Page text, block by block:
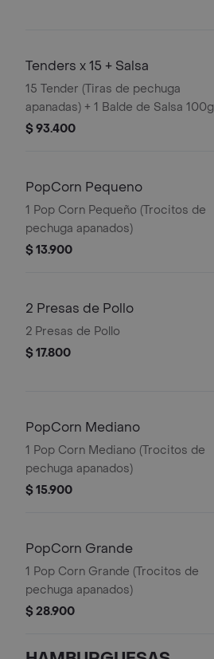
Tenders x 15 + Salsa
15 Tender (Tiras de pechuga
apanadas) + 1 Balde de Salsa 100g
$ 93.400
PopCorn Pequeno
1 Pop Corn Pequeño (Trocitos de
pechuga apanados)
$ 13.900
2 Presas de Pollo
2 Presas de Pollo
$ 17.800
PopCorn Mediano
1 Pop Corn Mediano (Trocitos de
pechuga apanados)
$ 15.900
PopCorn Grande
1 Pop Corn Grande (Trocitos de
pechuga apanados)
$ 28.900